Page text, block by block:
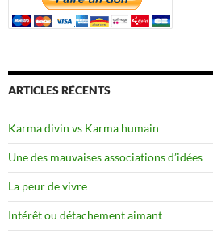
ARTICLES RÉCENTS
Karma divin vs Karma humain
Une des mauvaises associations d’idées
La peur de vivre
Intérêt ou détachement aimant